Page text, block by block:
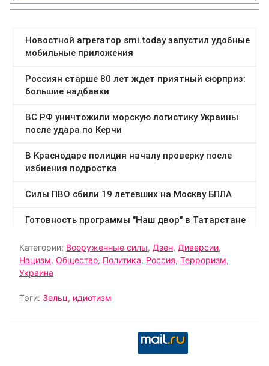
Категории: Вооруженные силы, Дзен, Диверсии,
Нацизм, Общество, Политика, Россия, Терроризм,
Украина
Тэги: Зельц, идиотизм